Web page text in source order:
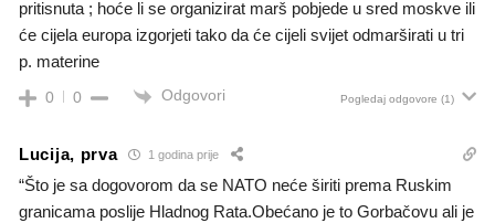
pritisnuta ; hoće li se organizirat marš pobjede u sred moskve ili
će cijela europa izgorjeti tako da će cijeli svijet odmarširati u tri
p. materine
0 0 Odgovori Pogledaj odgovore (1)
Lucija, prva 1 godina prije
“Što je sa dogovorom da se NATO neće širiti prema Ruskim
granicama poslije Hladnog Rata.Obećano je to Gorbačovu ali je